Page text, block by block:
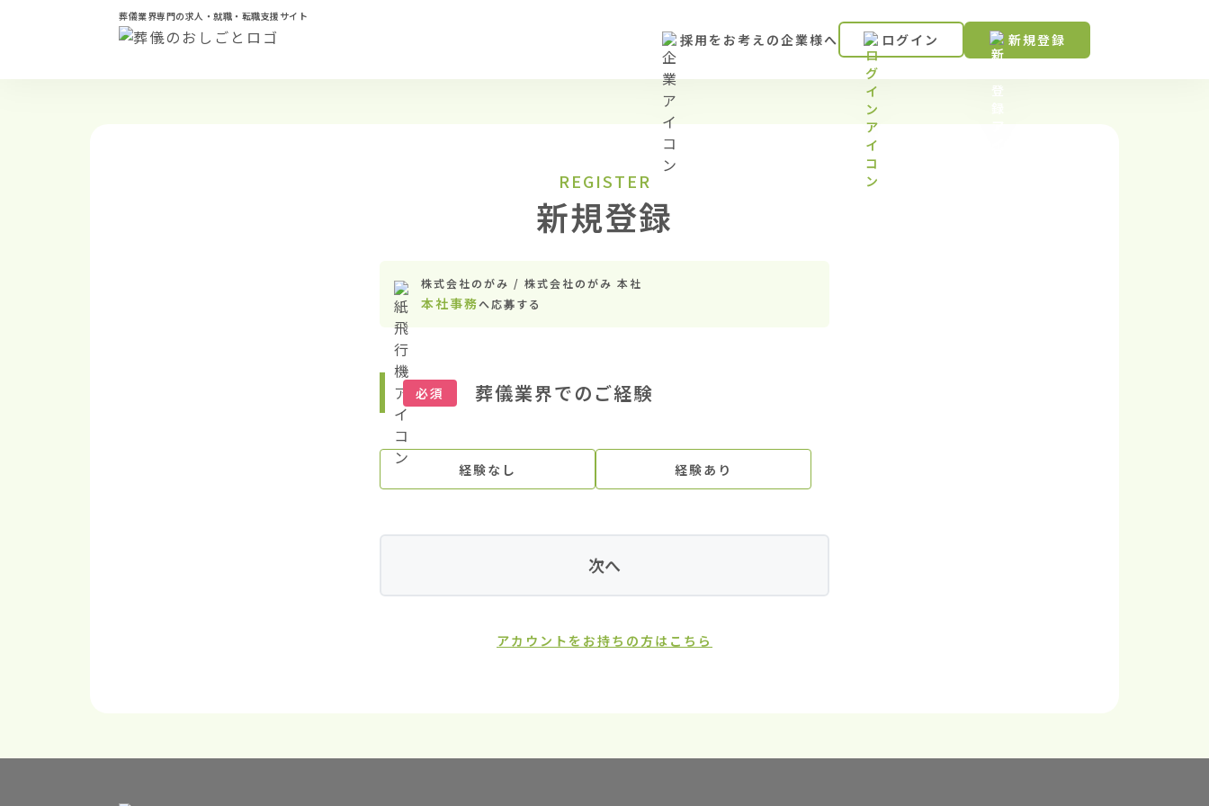
葬儀業界専門の求人・就職・転職支援サイト
採用をお考えの企業様へ ログイン 新規登録
REGISTER
新規登録
株式会社のがみ / 株式会社のがみ 本社
本社事務へ応募する
必須 葬儀業界でのご経験
経験なし 経験あり
次へ
アカウントをお持ちの方はこちら